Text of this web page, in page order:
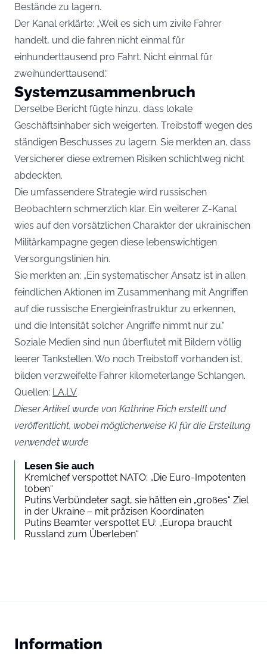
Bestände zu lagern.
Der Kanal erklärte: „Weil es sich um zivile Fahrer
handelt, und die fahren nicht einmal für
einhunderttausend pro Fahrt. Nicht einmal für
zweihunderttausend.“
Systemzusammenbruch
Derselbe Bericht fügte hinzu, dass lokale
Geschäftsinhaber sich weigerten, Treibstoff wegen des
ständigen Beschusses zu lagern. Sie merkten an, dass
Versicherer diese extremen Risiken schlichtweg nicht
abdeckten.
Die umfassendere Strategie wird russischen
Beobachtern schmerzlich klar. Ein weiterer Z-Kanal
wies auf den vorsätzlichen Charakter der ukrainischen
Militärkampagne gegen diese lebenswichtigen
Versorgungslinien hin.
Sie merkten an: „Ein systematischer Ansatz ist in allen
feindlichen Aktionen im Zusammenhang mit Angriffen
auf die russische Energieinfrastruktur zu erkennen,
und die Intensität solcher Angriffe nimmt nur zu.“
Soziale Medien sind nun überflutet mit Bildern völlig
leerer Tankstellen. Wo noch Treibstoff vorhanden ist,
bilden verzweifelte Fahrer kilometerlange Schlangen.
Quellen: LA.LV
Dieser Artikel wurde von Kathrine Frich erstellt und
veröffentlicht, wobei möglicherweise KI für die Erstellung
verwendet wurde
Lesen Sie auch
Kremlchef verspottet NATO: „Die Euro-Impotenten
toben“
Putins Verbündeter sagt, sie hätten ein „großes“ Ziel
in der Ukraine – mit präzisen Koordinaten
Putins Beamter verspottet EU: „Europa braucht
Russland zum Überleben“
Information